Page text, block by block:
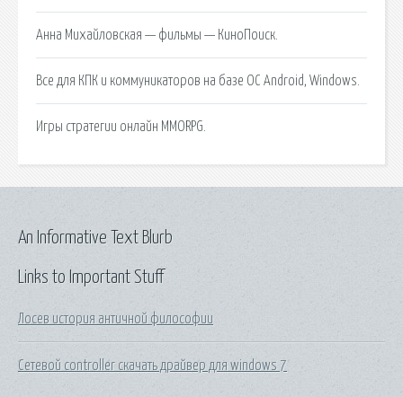
Анна Михайловская — фильмы — КиноПоиск.
Все для КПК и коммуникаторов на базе ОС Android, Windows.
Игры стратегии онлайн MMORPG.
Links to Important Stuff
Лосев история античной философии
Сетевой controller скачать драйвер для windows 7
An Informative Text Blurb